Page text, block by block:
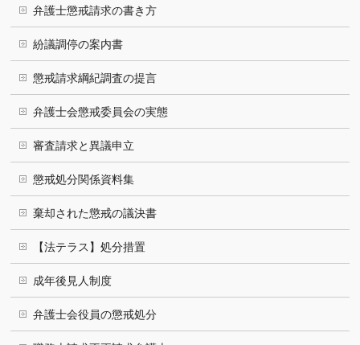
弁護士懲戒請求の書き方
紛議調停の案内書
懲戒請求綱紀調査の提言
弁護士会懲戒委員会の実態
審査請求と異議申立
懲戒処分関係資料集
棄却された懲戒の議決書
【法テラス】処分措置
成年後見人制度
弁護士会役員の懲戒処分